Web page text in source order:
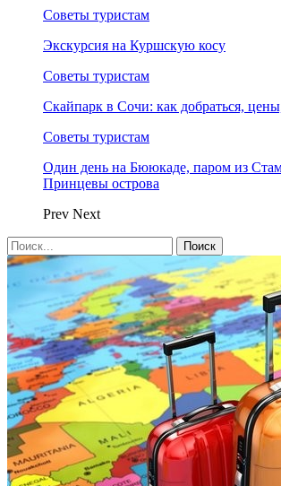
Советы туристам
Экскурсия на Куршскую косу
Советы туристам
Скайпарк в Сочи: как добраться,
Советы туристам
Один день на Бююкаде, паром из
Принцевы острова
Prev Next